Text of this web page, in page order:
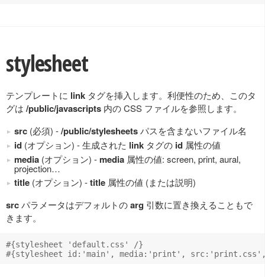
stylesheet
テンプレートに link タグを挿入します。利便性のため、このタ
グは /public/javascripts 内の CSS ファイルを参照します。
src (必須) -/public/stylesheetsパスを含まないファイル名
id (オプション) - 生成された link タグの id 属性の値
media (オプション) - media 属性の値: screen, print, aural,
projection…
title (オプション) -title 属性の値 (または説明)
srcパラメータはデフォルトのarg 引数に置き換えることもで
きます。
#{stylesheet 'default.css' /}